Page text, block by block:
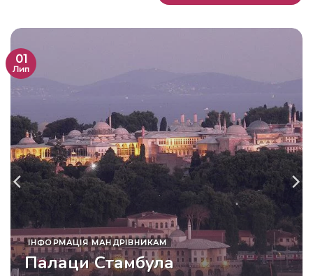
ІНФОРМАЦІЯ МАНДРІВНИКАМ
Палаци Стамбула
01
Лип